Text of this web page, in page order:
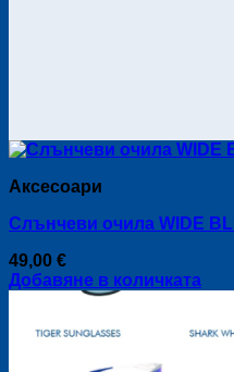
Аксесоари
Слънчеви очила WIDE
49,00 €
Добавяне в количката